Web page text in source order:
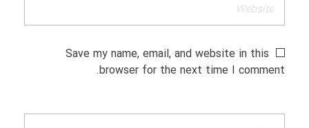
Save my name, email, and website in this
browser for the next time I comment.